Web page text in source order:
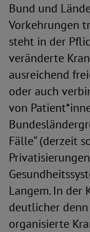
Bund und
Vorkehrungen
steht in der
veränderte
ausreichend
oder auch
von
Fälle“ (derzeit
Langem. In der
deutlicher
organisierte